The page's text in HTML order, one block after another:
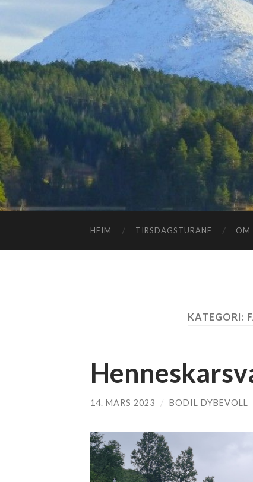
HEIM TIRSDAGSTURANE OM
KATEGORI:
14. MARS 2023 / BODIL DYBEVOLL